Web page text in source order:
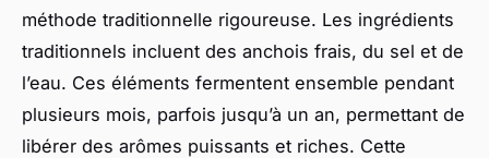
méthode traditionnelle rigoureuse. Les ingrédients
traditionnels incluent des anchois frais, du sel et de
l’eau. Ces éléments fermentent ensemble pendant
plusieurs mois, parfois jusqu’à un an, permettant de
libérer des arômes puissants et riches. Cette